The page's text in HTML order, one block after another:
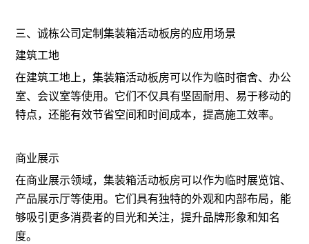
三、诚栋公司定制集装箱活动板房的应用场景
建筑工地
在建筑工地上，集装箱活动板房可以作为临时宿舍、办公
室、会议室等使用。它们不仅具有坚固耐用、易于移动的
特点，还能有效节省空间和时间成本，提高施工效率。
商业展示
在商业展示领域，集装箱活动板房可以作为临时展览馆、
产品展示厅等使用。它们具有独特的外观和内部布局，能
够吸引更多消费者的目光和关注，提升品牌形象和知名
度。